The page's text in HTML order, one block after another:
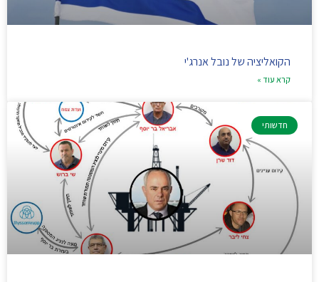
הקואליציה של נובל אנרג'י
קרא עוד »
חדשותי